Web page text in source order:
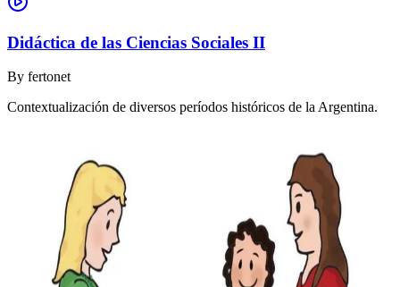
Didáctica de las Ciencias Sociales II
By fertonet
Contextualización de diversos períodos históricos de la Argentina.